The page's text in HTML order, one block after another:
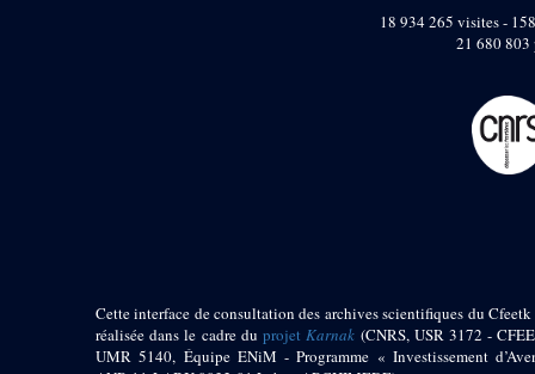
18 934 265 visites -
21 680 803
Cette interface de consultation des archives scientifiques du Cfeetk
réalisée dans le cadre duprojetKarnak (CNRS, USR 3172 -
UMR 5140, Équipe ENiM - Programme « Investissement